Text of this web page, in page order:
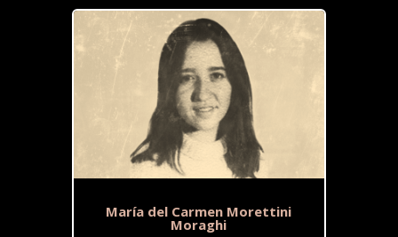
María del Carmen Morettini
Moraghi